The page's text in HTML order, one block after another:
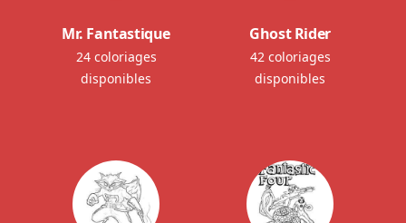
Mr. Fantastique
24 coloriages
disponibles
Ghost Rider
42 coloriages
disponibles